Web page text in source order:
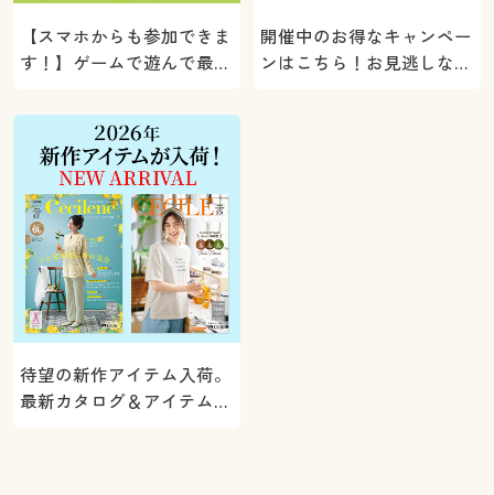
【スマホからも参加できま
す！】ゲームで遊んで最大
ト！
開催中のお得なキャンペー
ンはこちら！お見逃しな
待望の新作アイテム入荷。
最新カタログ＆アイテムを